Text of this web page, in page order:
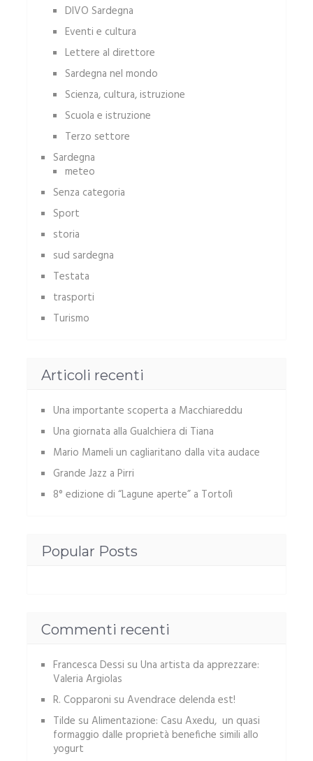
DIVO Sardegna
Eventi e cultura
Lettere al direttore
Sardegna nel mondo
Scienza, cultura, istruzione
Scuola e istruzione
Terzo settore
Sardegna
meteo
Senza categoria
Sport
storia
sud sardegna
Testata
trasporti
Turismo
Articoli recenti
Una importante scoperta a Macchiareddu
Una giornata alla Gualchiera di Tiana
Mario Mameli un cagliaritano dalla vita audace
Grande Jazz a Pirri
8° edizione di “Lagune aperte” a Tortolì
Popular Posts
Commenti recenti
Francesca Dessi su Una artista da apprezzare:
Valeria Argiolas
R. Copparoni su Avendrace delenda est!
Tilde su Alimentazione: Casu Axedu, un quasi
formaggio dalle proprietà benefiche simili allo
yogurt